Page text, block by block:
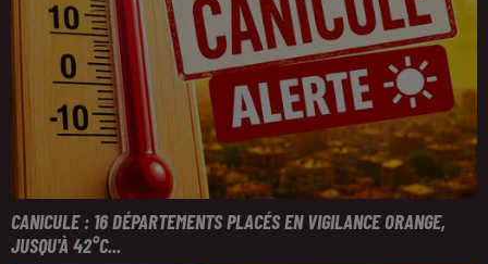
CANICULE : 16 DÉPARTEMENTS PLACÉS EN VIGILANCE ORANGE,
JUSQU'À 42°C...